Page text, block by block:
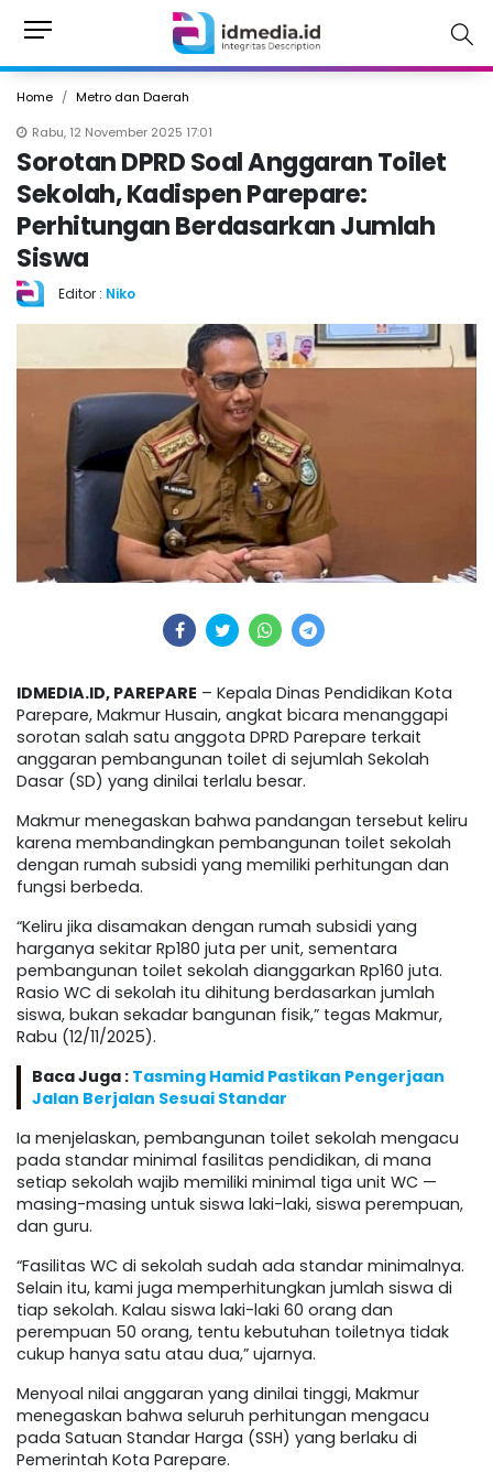
Home
Metro dan Daerah
Rabu, 12 November 2025 17:01
Sorotan DPRD Soal Anggaran Toilet
Sekolah, Kadispen Parepare:
Perhitungan Berdasarkan Jumlah
Siswa
Editor : Niko
IDMEDIA.ID, PAREPARE – Kepala Dinas Pendidikan Kota
Parepare, Makmur Husain, angkat bicara menanggapi
sorotan salah satu anggota DPRD Parepare terkait
anggaran pembangunan toilet di sejumlah Sekolah
Dasar (SD) yang dinilai terlalu besar.
Makmur menegaskan bahwa pandangan tersebut keliru
karena membandingkan pembangunan toilet sekolah
dengan rumah subsidi yang memiliki perhitungan dan
fungsi berbeda.
“Keliru jika disamakan dengan rumah subsidi yang
harganya sekitar Rp180 juta per unit, sementara
pembangunan toilet sekolah dianggarkan Rp160 juta.
Rasio WC di sekolah itu dihitung berdasarkan jumlah
siswa, bukan sekadar bangunan fisik,” tegas Makmur,
Rabu (12/11/2025).
Baca Juga : Tasming Hamid Pastikan Pengerjaan
Jalan Berjalan Sesuai Standar
Ia menjelaskan, pembangunan toilet sekolah mengacu
pada standar minimal fasilitas pendidikan, di mana
setiap sekolah wajib memiliki minimal tiga unit WC —
masing-masing untuk siswa laki-laki, siswa perempuan,
dan guru.
“Fasilitas WC di sekolah sudah ada standar minimalnya.
Selain itu, kami juga memperhitungkan jumlah siswa di
tiap sekolah. Kalau siswa laki-laki 60 orang dan
perempuan 50 orang, tentu kebutuhan toiletnya tidak
cukup hanya satu atau dua,” ujarnya.
Menyoal nilai anggaran yang dinilai tinggi, Makmur
menegaskan bahwa seluruh perhitungan mengacu
pada Satuan Standar Harga (SSH) yang berlaku di
Pemerintah Kota Parepare.